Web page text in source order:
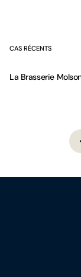
CAS RÉCENTS
La Brasserie